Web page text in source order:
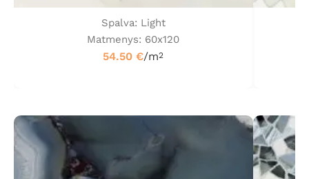
Spalva: Light
Matmenys: 60x120
54.50€/m2